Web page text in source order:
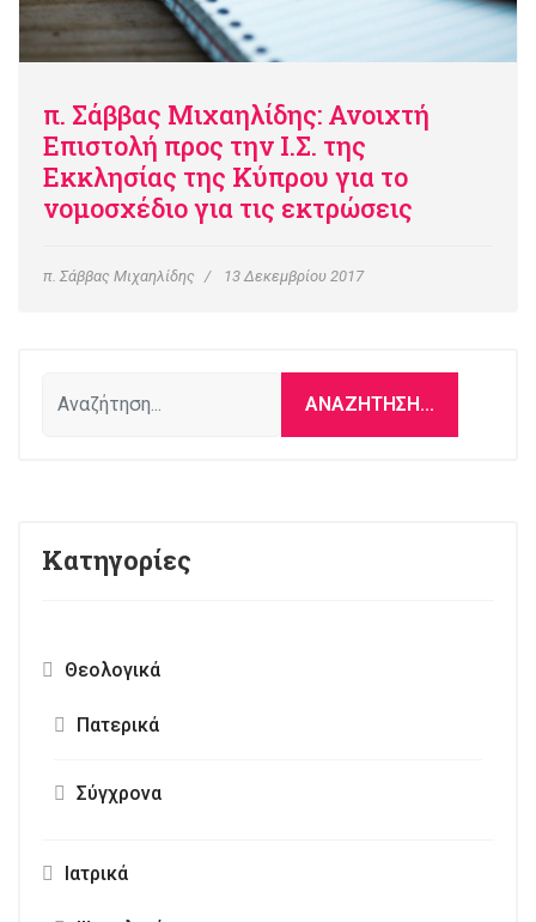
π. Σάββας Μιχαηλίδης: Ανοιχτή
Επιστολή προς την Ι.Σ. της
Εκκλησίας της Κύπρου για το
νομοσχέδιο για τις εκτρώσεις
π. Σάββας Μιχαηλίδης 13 Δεκεμβρίου 2017
ΑΝΑΖΉΤΗΣΗ...
Κατηγορίες
Θεολογικά
Πατερικά
Σύγχρονα
Ιατρικά